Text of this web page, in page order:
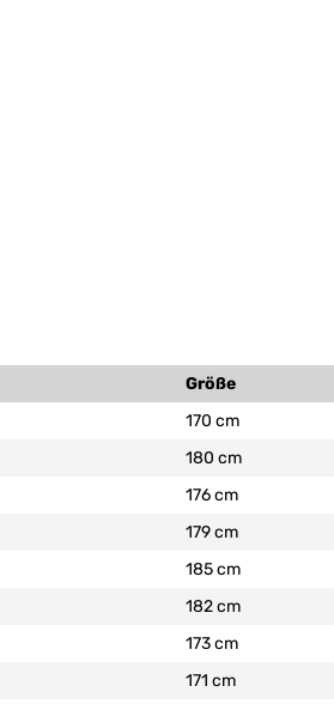
Größe
170 cm
180 cm
176 cm
179 cm
185 cm
182 cm
173 cm
171 cm